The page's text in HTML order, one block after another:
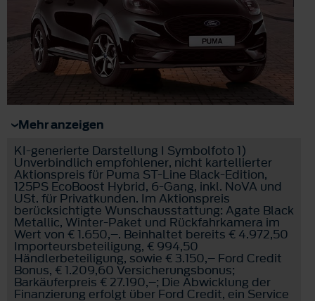
Mehr anzeigen
KI-generierte Darstellung I Symbolfoto 1)
Unverbindlich empfohlener, nicht kartellierter
Aktionspreis für Puma ST-Line Black-Edition,
125PS EcoBoost Hybrid, 6-Gang, inkl. NoVA und
USt. für Privatkunden. Im Aktionspreis
berücksichtigte Wunschausstattung: Agate Black
Metallic, Winter-Paket und Rückfahrkamera im
Wert von € 1.650,–. Beinhaltet bereits € 4.972,50
Importeursbeteiligung, € 994,50
Händlerbeteiligung, sowie € 3.150,– Ford Credit
Bonus, € 1.209,60 Versicherungsbonus;
Barkäuferpreis € 27.190,–; Die Abwicklung der
Finanzierung erfolgt über Ford Credit, ein Service